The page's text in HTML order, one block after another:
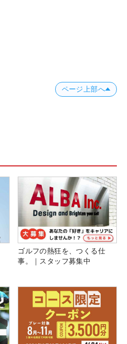
ページ上部へ
ゴルフの熱狂を、つくる仕
事。｜スタッフ募集中